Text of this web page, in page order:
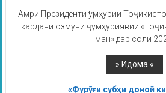
Амри Президенти Ҷумҳурии
кардани озмуни ҷумҳуриявии
ман» дар соли
«Фурӯғи субҳи доноӣ